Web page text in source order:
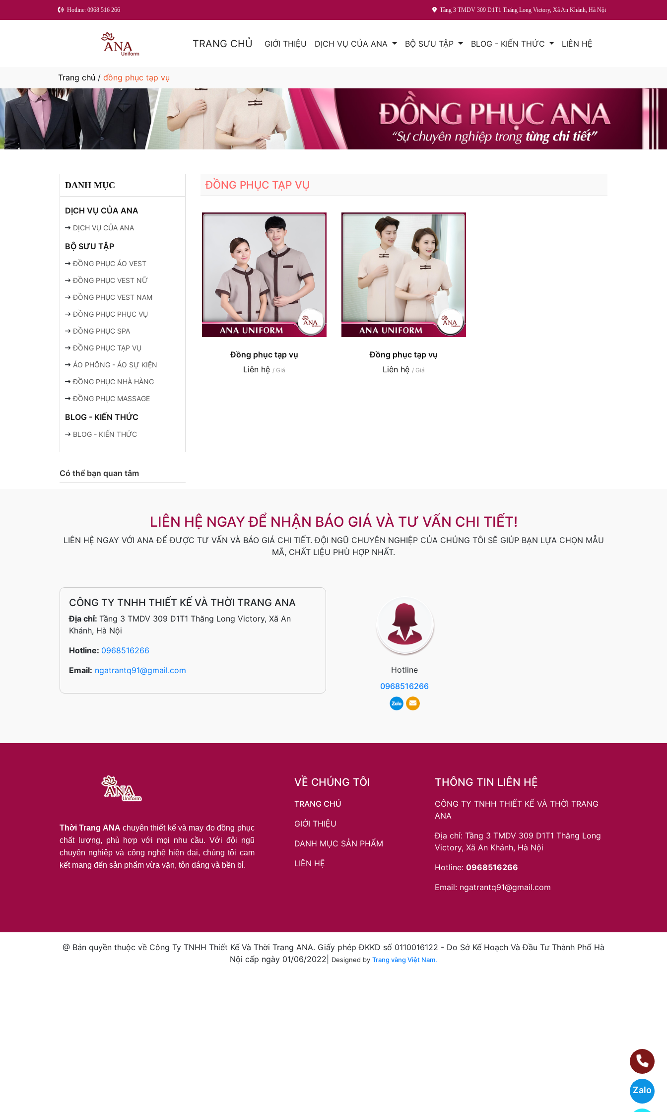
Zalo
Hotline: 0968 516 266 Tầng 3 TMDV 309 D1T1 Thăng Long Victory, Xã An Khánh, Hà Nội
TRANG CHỦ GIỚI THIỆU DỊCH VỤ CỦA ANA BỘ SƯU TẬP BLOG - KIẾN THỨC LIÊN HỆ
Trang chủ / đồng phục tạp vụ
DANH MỤC
DỊCH VỤ CỦA ANA
DỊCH VỤ CỦA ANA
BỘ SƯU TẬP
ĐỒNG PHỤC ÁO VEST
ĐỒNG PHỤC VEST NỮ
ĐỒNG PHỤC VEST NAM
ĐỒNG PHỤC PHỤC VỤ
ĐỒNG PHỤC SPA
ĐỒNG PHỤC TẠP VỤ
ÁO PHÔNG - ÁO SỰ KIỆN
ĐỒNG PHỤC NHÀ HÀNG
ĐỒNG PHỤC MASSAGE
BLOG - KIẾN THỨC
BLOG - KIẾN THỨC
Có thể bạn quan tâm
ĐỒNG PHỤC TẠP VỤ
Đồng phục tạp vụ
Liên hệ / Giá
Đồng phục tạp vụ
Liên hệ / Giá
LIÊN HỆ NGAY ĐỂ NHẬN BÁO GIÁ VÀ TƯ VẤN CHI TIẾT!
LIÊN HỆ NGAY VỚI ANA ĐỂ ĐƯỢC TƯ VẤN VÀ BÁO GIÁ CHI TIẾT. ĐỘI NGŨ CHUYÊN NGHIỆP CỦA CHÚNG TÔI SẼ GIÚP BẠN LỰA CHỌN MẪU
MÃ, CHẤT LIỆU PHÙ HỢP NHẤT.
CÔNG TY TNHH THIẾT KẾ VÀ THỜI TRANG ANA
Địa chỉ: Tầng 3 TMDV 309 D1T1 Thăng Long Victory, Xã An
Khánh, Hà Nội
Hotline: 0968516266
Email: ngatrantq91@gmail.com
Hotline
0968516266
Thời Trang ANA chuyên thiết kế và may đo đồng phục
chất lượng, phù hợp với mọi nhu cầu. Với đội ngũ
chuyên nghiệp và công nghệ hiện đại, chúng tôi cam
kết mang đến sản phẩm vừa vặn, tôn dáng và bền bỉ.
VỀ CHÚNG TÔI
TRANG CHỦ
GIỚI THIỆU
DANH MỤC SẢN PHẨM
LIÊN HỆ
THÔNG TIN LIÊN HỆ
CÔNG TY TNHH THIẾT KẾ VÀ THỜI TRANG
ANA
Địa chỉ: Tầng 3 TMDV 309 D1T1 Thăng Long
Victory, Xã An Khánh, Hà Nội
Hotline: 0968516266
Email: ngatrantq91@gmail.com
@ Bản quyền thuộc về Công Ty TNHH Thiết Kế Và Thời Trang ANA. Giấy phép ĐKKD số 0110016122 - Do Sở Kế Hoạch Và Đầu Tư Thành Phố Hà
Nội cấp ngày 01/06/2022|
Designed by Trang vàng Việt Nam.